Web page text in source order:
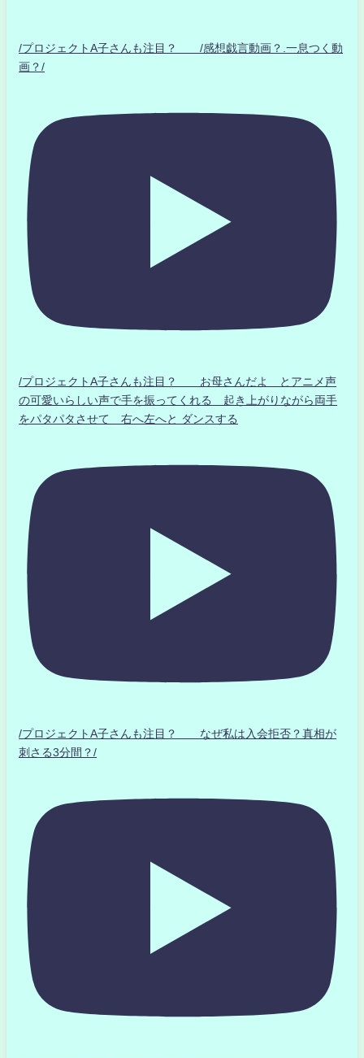
/プロジェクトA子さんも注目？ /感想戯言動画？.一息つく動
画？/
/プロジェクトA子さんも注目？ お母さんだよ とアニメ声
の可愛いらしい声で手を振ってくれる 起き上がりながら両手
をパタパタさせて 右へ左へと ダンスする
/プロジェクトA子さんも注目？ なぜ私は入会拒否？真相が
刺さる3分間？/